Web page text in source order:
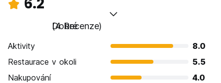
Dobré
(4 Recenze)
Aktivity
8.0
Restaurace v okoli
5.5
Nakupování
4.0